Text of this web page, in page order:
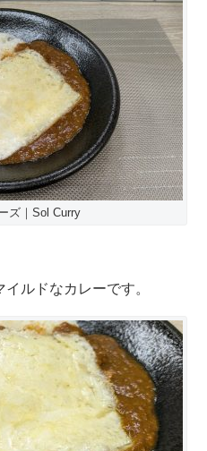
ズ｜Sol Curry
ルドなカレーです。